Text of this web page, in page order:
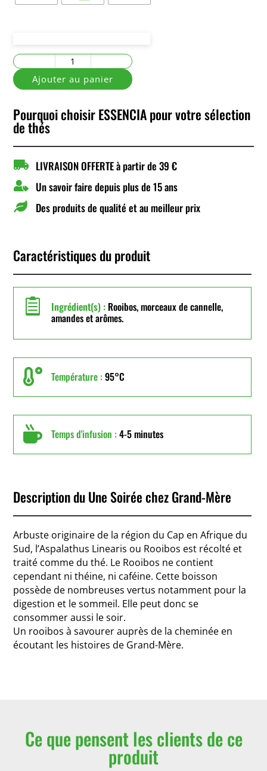
quantité
Une
chez
Mère
Ajouter au panier
Pourquoi choisir ESSENCIA pour votre sélection
de thés
 LIVRAISON OFFERTE à partir de 39 €
 Un savoir faire depuis plus de 15 ans
 Des produits de qualité et au meilleur prix
Caractéristiques du produit
 Ingrédient(s) : Rooibos, morceaux de cannelle,
amandes et arômes.
 Température : 95°C
 Temps d'infusion : 4-5 minutes
Description du Une Soirée chez Grand-Mère
Arbuste originaire de la région du Cap en Afrique du
Sud, l’Aspalathus Linearis ou Rooibos est récolté et
traité comme du thé. Le Rooibos ne contient
cependant ni théine, ni caféine. Cette boisson
possède de nombreuses vertus notamment pour la
digestion et le sommeil. Elle peut donc se
consommer aussi le soir.
Un rooibos à savourer auprès de la cheminée en
écoutant les histoires de Grand-Mère.
Ce que pensent les clients de ce
produit